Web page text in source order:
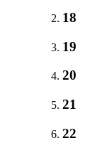
18
19
20
21
22